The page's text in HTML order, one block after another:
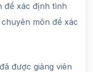
để xác định tình
môn để xác
được giảng viên